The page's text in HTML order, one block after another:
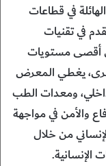
في قطاعات
في تقنيات
أقصى مستويات
يغطي المعرض
ومعدات الطب
والأمن في مواجهة
من خلال
الإنسانية.